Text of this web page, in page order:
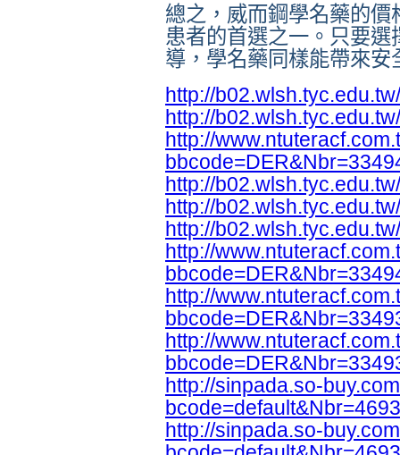
總之，威而鋼學名藥的
患者的首選之一。只要
導，學名藥同樣能帶來
http://
http://
http://
http://
http://
http://
http://
http://
http://
http://sinpada.so-
http://sinpada.so-